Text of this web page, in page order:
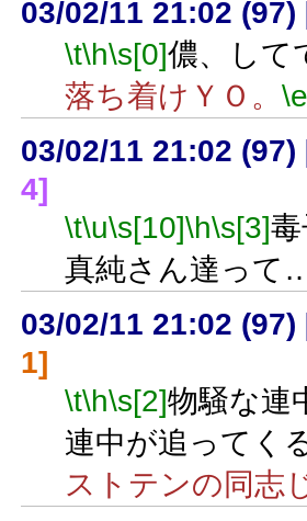
03/02/11 21:02 (97)
\t\h\s[0]儂、して
落ち着けＹＯ。 \e
03/02/11 21:02 (97)
4]
\t\u\s[10]\h\s[3]
真純さん達って
03/02/11 21:02 (97)
1]
\t\h\s[2]物騒な連
連中が追ってく
ストテンの同志